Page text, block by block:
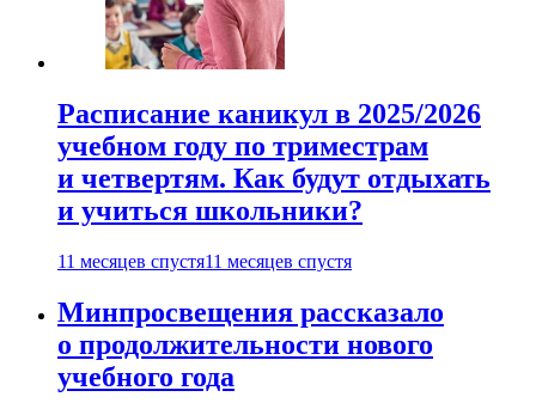
Расписание каникул в 2025/2026
учебном году по триместрам
и четвертям. Как будут отдыхать
и учиться школьники?
11 месяцев спустя11 месяцев спустя
Минпросвещения рассказало
о продолжительности нового
учебного года